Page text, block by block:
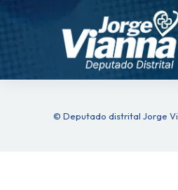
© Deputado distrital Jorge